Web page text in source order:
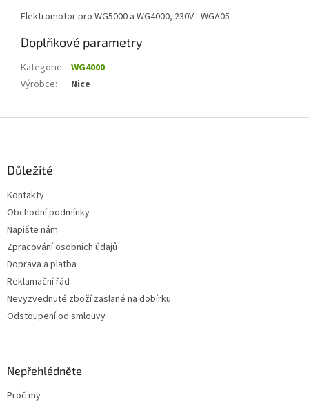
Elektromotor pro WG5000 a WG4000, 230V - WGA05
Doplňkové parametry
Kategorie: WG4000
Výrobce: Nice
Důležité
Kontakty
Obchodní podmínky
Napište nám
Zpracování osobních údajů
Doprava a platba
Reklamační řád
Nevyzvednuté zboží zaslané na dobírku
Odstoupení od smlouvy
Nepřehlédněte
Proč my